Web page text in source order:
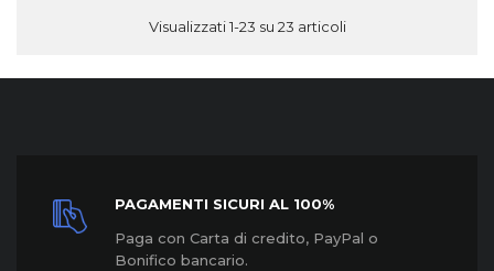
Visualizzati 1-23 su 23 articoli
PAGAMENTI SICURI AL 100%
Paga con Carta di credito, PayPal o
Bonifico bancario.